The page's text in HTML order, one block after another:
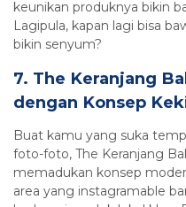
keunikan produknya bikin
Lagipula, kapan lagi bisa
bikin senyum?
7. The Keranjang
dengan Konsep
Buat kamu yang suka
foto-foto, The Keranjang
memadukan konsep
area yang instagramable